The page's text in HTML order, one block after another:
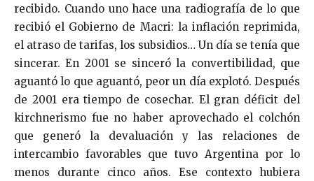
recibido. Cuando uno hace una radiografía de lo que
recibió el Gobierno de Macri: la inflación reprimida,
el atraso de tarifas, los subsidios… Un día se tenía que
sincerar. En 2001 se sinceró la convertibilidad, que
aguantó lo que aguantó, peor un día explotó. Después
de 2001 era tiempo de cosechar. El gran déficit del
kirchnerismo fue no haber aprovechado el colchón
que generó la devaluación y las relaciones de
intercambio favorables que tuvo Argentina por lo
menos durante cinco años. Ese contexto hubiera